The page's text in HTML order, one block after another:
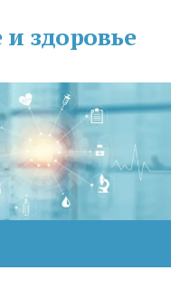
здоровье